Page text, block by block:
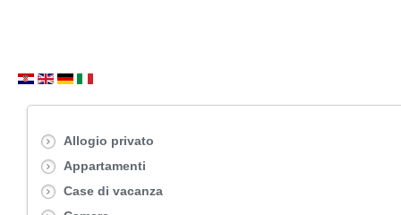
Allogio privato
Appartamenti
Case di vacanza